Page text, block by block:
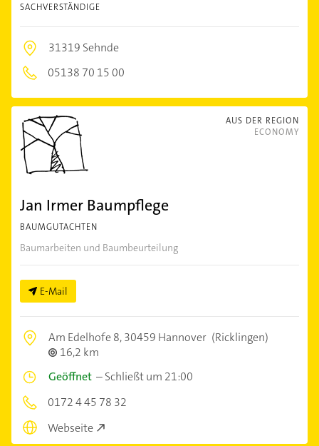
SACHVERSTÄNDIGE
31319 Sehnde
05138 70 15 00
AUS DER REGION
ECONOMY
Jan Irmer Baumpflege
BAUMGUTACHTEN
Baumarbeiten und Baumbeurteilung
E-Mail
Am Edelhofe 8,30459 Hannover (Ricklingen)
16,2 km
Geöffnet –Schließt um 21:00
0172 4 45 78 32
Webseite